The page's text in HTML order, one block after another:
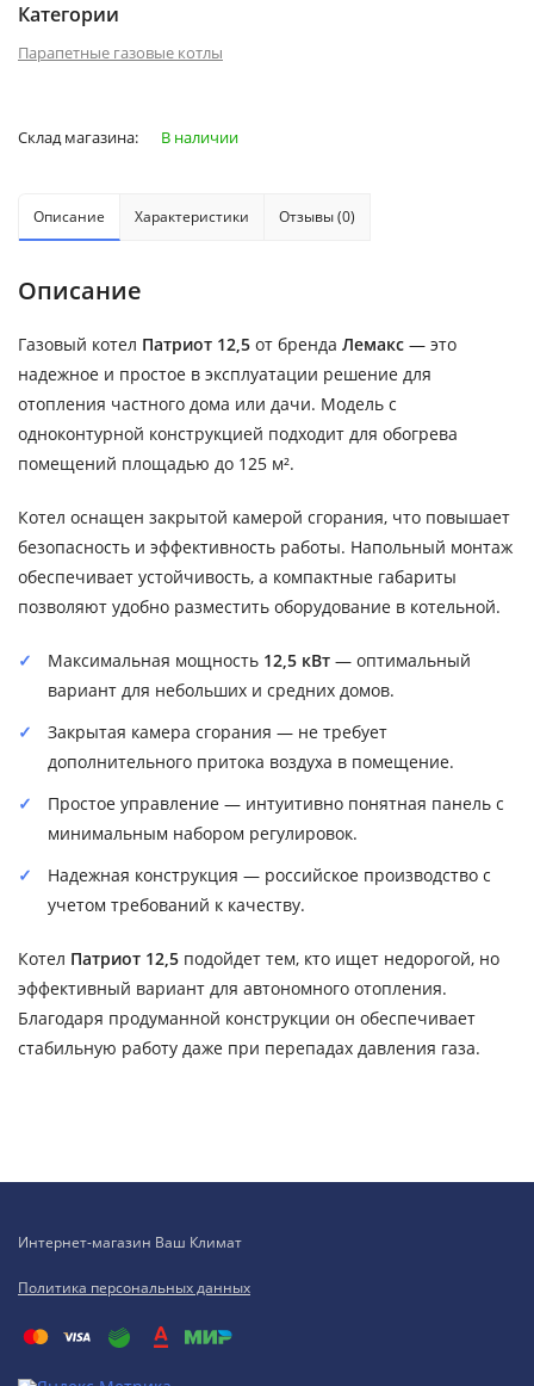
Категории
Парапетные газовые котлы
Склад магазина: В наличии
Описание Характеристики Отзывы (0)
Описание
Газовый котел Патриот 12,5 от бренда Лемакс — это
надежное и простое в эксплуатации решение для
отопления частного дома или дачи. Модель с
одноконтурной конструкцией подходит для обогрева
помещений площадью до 125 м².
Котел оснащен закрытой камерой сгорания, что повышает
безопасность и эффективность работы. Напольный монтаж
обеспечивает устойчивость, а компактные габариты
позволяют удобно разместить оборудование в котельной.
Максимальная мощность 12,5 кВт — оптимальный
вариант для небольших и средних домов.
Закрытая камера сгорания — не требует
дополнительного притока воздуха в помещение.
Простое управление — интуитивно понятная панель с
минимальным набором регулировок.
Надежная конструкция — российское производство с
учетом требований к качеству.
Котел Патриот 12,5 подойдет тем, кто ищет недорогой, но
эффективный вариант для автономного отопления.
Благодаря продуманной конструкции он обеспечивает
стабильную работу даже при перепадах давления газа.
Интернет-магазин Ваш Климат
Политика персональных данных